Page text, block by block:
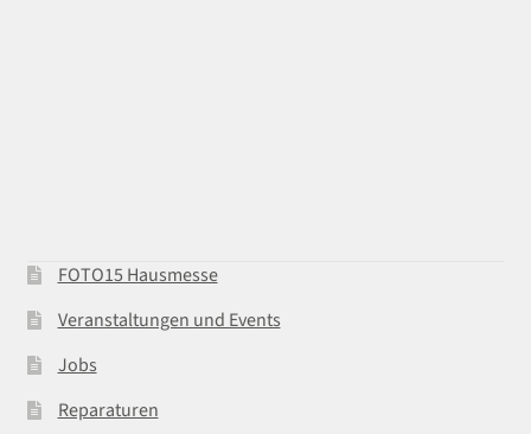
FOTO15 Hausmesse
Veranstaltungen und Events
Jobs
Reparaturen